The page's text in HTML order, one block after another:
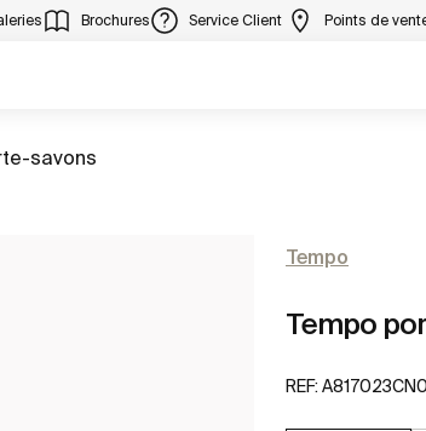
Brochures Service Client Points de
àsavons
Tempo
Tempo
REF: A817023CN0